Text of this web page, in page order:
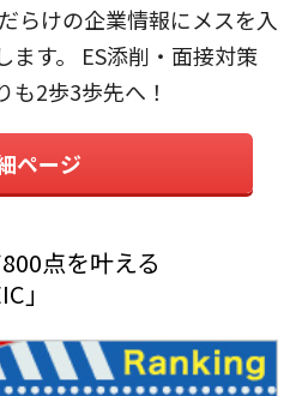
らけの企業情報にメスを入
ます。 ES添削・面接対策
も2歩3歩先へ！
ページ
点を叶える
」